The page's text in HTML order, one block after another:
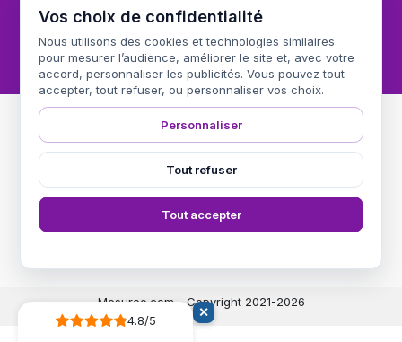
Vous pouvez vous désinscrire à tout moment. Vous trouverez pour cela nos
informations de contact dans les conditions d'utilisation du site.
Mesuroo.com - Copyright 2021-2026
4.8/5
✕
Vos choix de confidentialité
Nous utilisons des cookies et technologies similaires
pour mesurer l’audience, améliorer le site et, avec votre
accord, personnaliser les publicités. Vous pouvez tout
accepter, tout refuser, ou personnaliser vos choix.
Personnaliser
Tout refuser
Tout accepter